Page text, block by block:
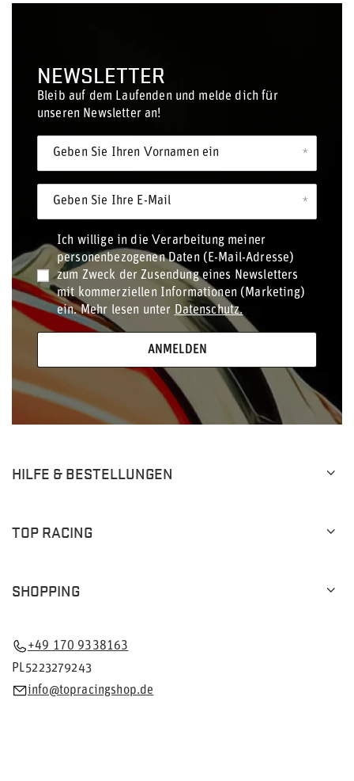
NEWSLETTER
Bleib auf dem Laufenden und melde dich für
unseren Newsletter an!
Geben Sie Ihren Vornamen ein
Geben Sie Ihre E-Mail
Ich willige in die Verarbeitung meiner
personenbezogenen Daten (E-Mail-Adresse)
zum Zweck der Zusendung eines Newsletters
mit kommerziellen Informationen (Marketing)
ein. Mehr lesen unter Datenschutz.
ANMELDEN
HILFE & BESTELLUNGEN
TOP RACING
SHOPPING
+49 170 9338163
PL5223279243
info@topracingshop.de